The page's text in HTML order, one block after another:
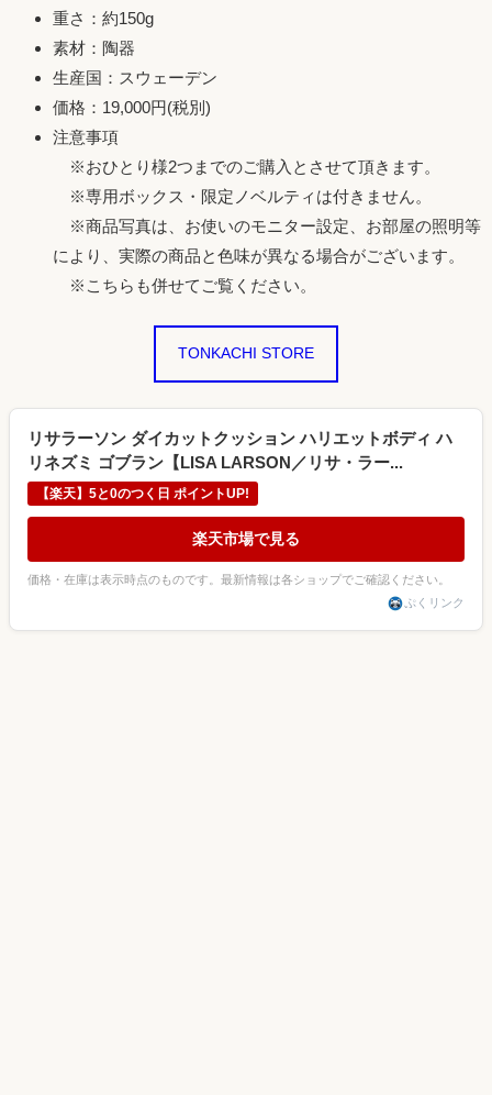
重さ：約150g
素材：陶器
生産国：スウェーデン
価格：19,000円(税別)
注意事項
※おひとり様2つまでのご購入とさせて頂きます。
※専用ボックス・限定ノベルティは付きません。
※商品写真は、お使いのモニター設定、お部屋の照明等
により、実際の商品と色味が異なる場合がございます。
※こちらも併せてご覧ください。
TONKACHI STORE
リサラーソン ダイカットクッション ハリエットボディ ハ
リネズミ ゴブラン【LISA LARSON／リサ・ラー...
【楽天】5と0のつく日 ポイントUP!
楽天市場で見る
価格・在庫は表示時点のものです。最新情報は各ショップでご確認ください。
ぷくリンク